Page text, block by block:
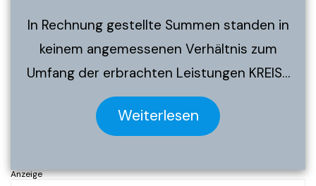
In Rechnung gestellte Summen standen in
keinem angemessenen Verhältnis zum
Umfang der erbrachten Leistungen KREIS…
Weiterlesen
Anzeige